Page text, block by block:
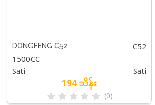
DONGFENG C52 C52
1500CC
Sati Sati
194 သိန်း
(0)